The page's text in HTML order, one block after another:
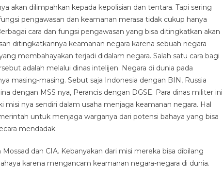
akan dilimpahkan kepada kepolisian dan tentara. Tapi sering
pengawasan dan keamanan merasa tidak cukup hanya
cara dan fungsi pengawasan yang bisa ditingkatkan akan
ditingkatkannya keamanan negara karena sebuah negara
membahayakan terjadi didalam negara. Salah satu cara bagi
adalah melalui dinas intelijen. Negara di dunia pada
masing-masing. Sebut saja Indonesia dengan BIN, Russia
dengan MSS nya, Perancis dengan DGSE. Para dinas militer ini
nya sendiri dalam usaha menjaga keamanan negara. Hal
untuk menjaga warganya dari potensi bahaya yang bisa
mendadak.
dan CIA. Kebanyakan dari misi mereka bisa dibilang
karena mengancam keamanan negara-negara di dunia.